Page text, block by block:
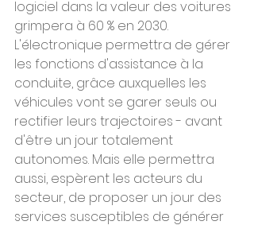
logiciel dans la valeur des voitures
grimpera à 60 % en 2030.
L'électronique permettra de gérer
les fonctions d'assistance à la
conduite, grâce auxquelles les
véhicules vont se garer seuls ou
rectifier leurs trajectoires - avant
d'être un jour totalement
autonomes. Mais elle permettra
aussi, espèrent les acteurs du
secteur, de proposer un jour des
services susceptibles de générer